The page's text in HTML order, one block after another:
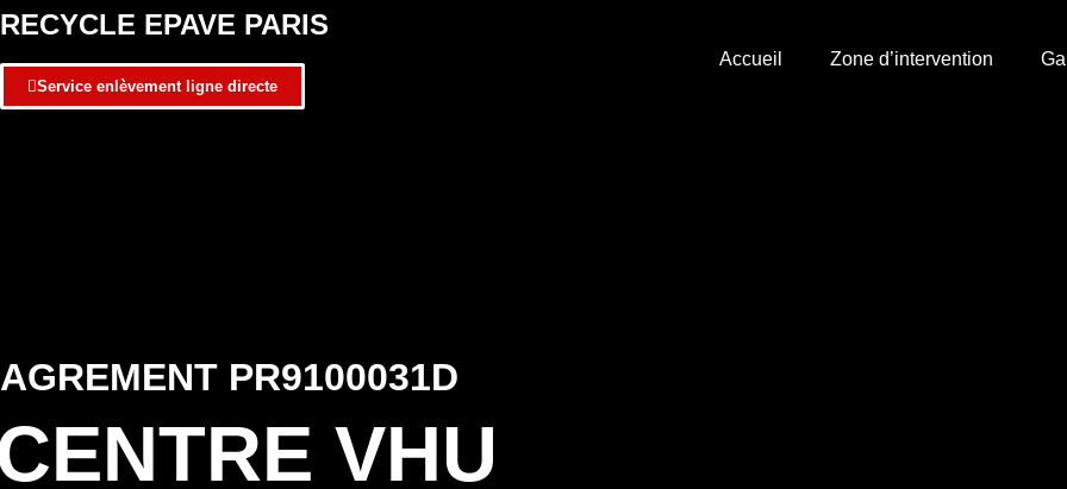
RECYCLE EPAVE PARIS
Service enlèvement ligne directe
Accueil Zone d’intervention
AGREMENT PR9100031D
VHU